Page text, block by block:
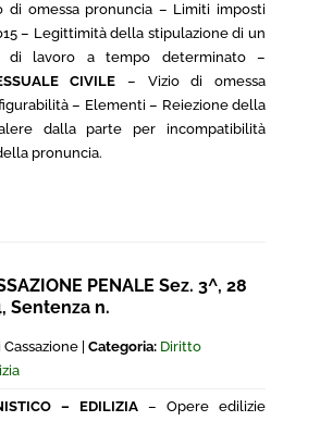
di omessa pronuncia – Limiti imposti
– Legittimità della stipulazione di un
di lavoro a tempo determinato –
CIVILE – Vizio di omessa
– Elementi – Reiezione della
dalla parte per incompatibilità
pronuncia.
PENALE Sez. 3^, 28
Sentenza n.
| Categoria: Diritto
– EDILIZIA – Opere edilizie